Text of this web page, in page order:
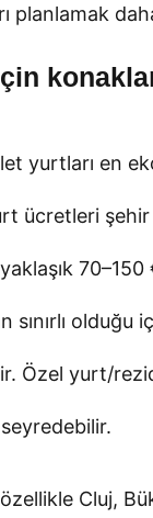
planlamak
yurtları en
ücretleri
70–150
sınırlı olduğu
Özel yurt/
özellikle Cluj,